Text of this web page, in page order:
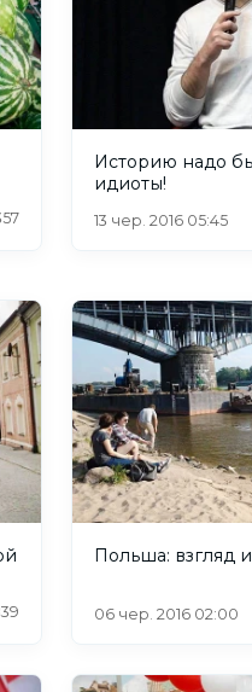
Историю надо
идиоты!
13 чер. 2016 05:45
Польша: взгляд
06 чер. 2016 02:00